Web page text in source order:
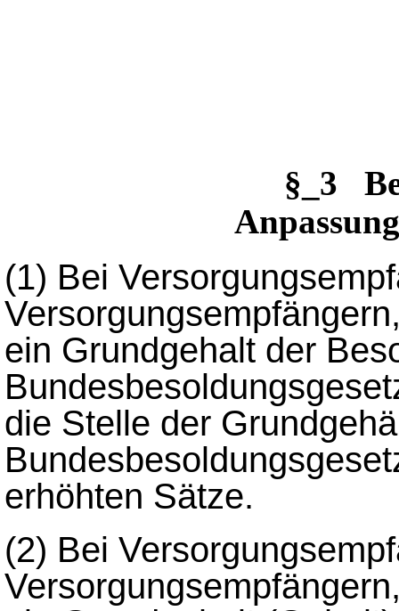
§_3
(1) Bei
ein Grundgehalt der
die Stelle der
erhöhten Sätze.
(2) Bei